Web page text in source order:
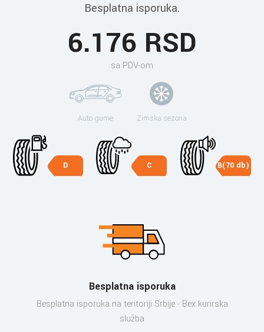
Besplatna isporuka.
6.176 RSD
sa PDV-om
Auto gume Zimska sezona
D C B(70 db)
Besplatna isporuka
Besplatna isporuka na teritoriji Srbije - Bex kurirska
služba